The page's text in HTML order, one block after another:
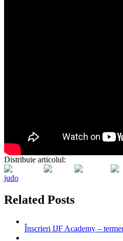
Distribuie articolul:
judo
Related Posts
Înscrieri IJF Academy –